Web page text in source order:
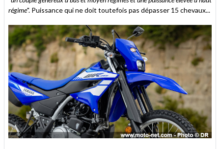
régime". Puissance qui ne doit toutefois pas dépasser 15 chevaux...